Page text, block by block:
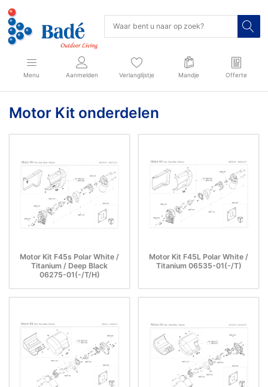
Menu Aanmelden Verlanglijstje Mandje Offerte
Motor Kit onderdelen
Motor Kit F45s Polar White /
Titanium / Deep Black
06275-01(-/T/H)
Motor Kit F45L Polar White /
Titanium 06535-01(-/T)